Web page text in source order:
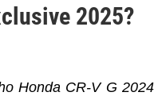
2025?
Honda CR-V G 2024